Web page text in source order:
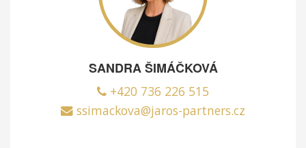
SANDRA ŠIMÁČKOVÁ
+420 736 226 515
ssimackova@jaros-partners.cz